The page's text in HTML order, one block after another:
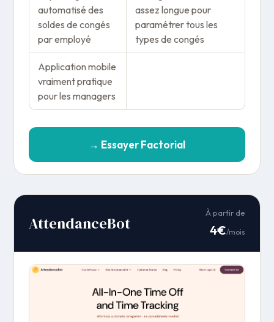
automatisé des
soldes de congés
par employé
assez longue pour
paramétrer tous les
types de congés
Application mobile
vraiment pratique
pour les managers
→ Essayer Factorial
AttendanceBot
À partir de
4€/mois